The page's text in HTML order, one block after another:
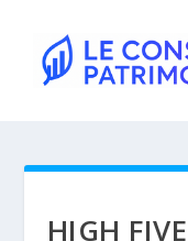
HIGH